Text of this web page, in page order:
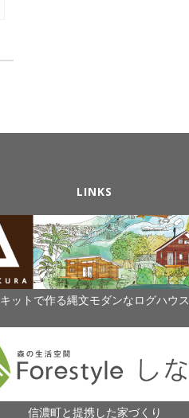
LINKS
キットで作る縄文モダンなログハウス
信濃町と提携した家づくり